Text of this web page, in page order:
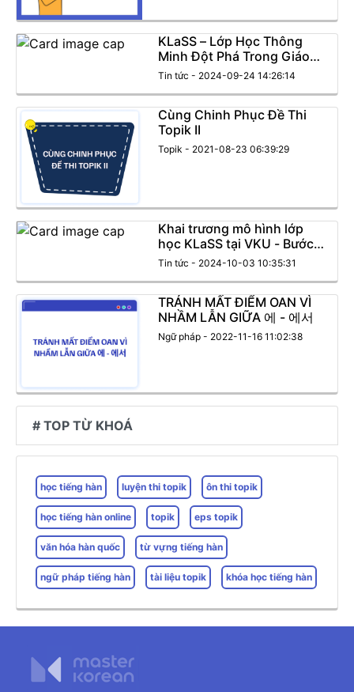
KLaSS – Lớp Học Thông
Minh Đột Phá Trong Giáo
Dục Tiếng Hàn Của Visang
Tin tức - 2024-09-24 14:26:14
Cùng Chinh Phục Đề Thi
Topik II
Topik - 2021-08-23 06:39:29
Khai trương mô hình lớp
học KLaSS tại VKU - Bước
tiến đột phá trong giáo dục
Tin tức - 2024-10-03 10:35:31
TRÁNH MẤT ĐIỂM OAN VÌ
NHẦM LẪN GIỮA 에 - 에서
Ngữ pháp - 2022-11-16 11:02:38
# TOP TỪ KHOÁ
học tiếng hàn luyện thi topik ôn thi topik
học tiếng hàn online topik eps topik
văn hóa hàn quốc từ vựng tiếng hàn
ngữ pháp tiếng hàn tài liệu topik khóa học tiếng hàn